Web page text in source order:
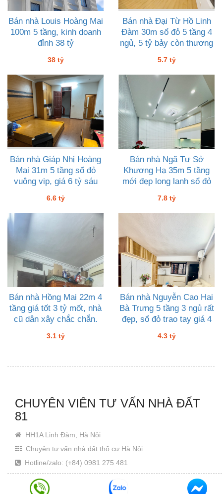
Bán nhà Louis Hoàng Mai
100m 5 tầng, kinh doanh
đỉnh 38 tỷ
38 tỷ
Bán nhà Đại Từ Hồ Linh
Đàm 30m sổ đỏ 5 tầng 4
ngủ, 5 tỷ bảy còn thương
5.7 tỷ
Bán nhà Giáp Nhị Hoàng
Mai 31m 5 tầng sổ đỏ
vuông vip, giá 6 tỷ sáu
6.6 tỷ
Bán nhà Ngã Tư Sở
Khương Hạ 35m 5 tầng
mới đẹp long lanh sổ đỏ
7.8 tỷ
Bán nhà Hồng Mai 22m 4
tầng giá tốt 3 tỷ mốt, nhà
cũ dân xây chắc chắn.
3.1 tỷ
Bán nhà Nguyễn Cao Hai
Bà Trưng 5 tầng 3 ngủ rất
đẹp, sổ đỏ trao tay giá 4
4.3 tỷ
CHUYÊN VIÊN TƯ VẤN NHÀ ĐẤT
81
HH1A Linh Đàm, Hà Nội
Chuyên tư vấn nhà đất thổ cư Hà Nội
Hotline/zalo: (+84) 0981 275 481